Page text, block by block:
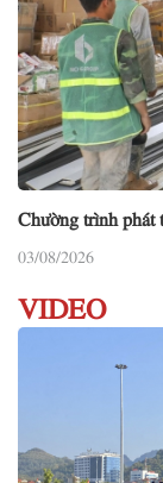
Chường trình phát
03/08/2026
VIDEO